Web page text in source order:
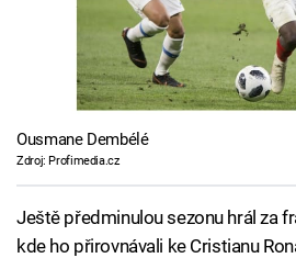
Ousmane Dembélé
Zdroj: Profimedia.cz
Ještě předminulou sezonu hrál za
kde ho přirovnávali ke Cristianu